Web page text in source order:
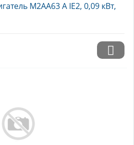
M2AA63 A IE2, 0,09 кВт,